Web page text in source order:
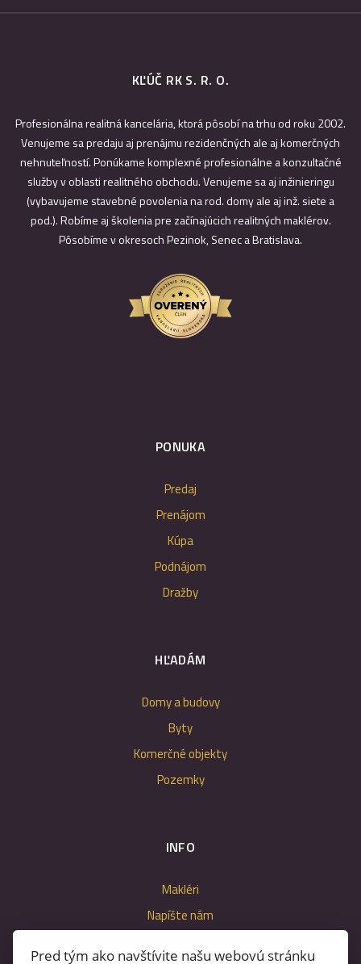
KĽÚČ RK S. R. O.
Profesionálna realitná kancelária, ktorá pôsobí na trhu od roku 2002.
Venujeme sa predaju aj prenájmu rezidenčných ale aj komerčných
nehnuteľností. Ponúkame komplexné profesionálne a konzultačné
služby v oblasti realitného obchodu. Venujeme sa aj inžinieringu
(vybavujeme stavebné povolenia na rod. domy ale aj inž. siete a
pod.). Robíme aj školenia pre začínajúcich realitných maklérov.
Pôsobíme v okresoch Pezinok, Senec a Bratislava.
PONUKA
Predaj
Prenájom
Kúpa
Podnájom
Dražby
HĽADÁM
Domy a budovy
Byty
Komerčné objekty
Pozemky
INFO
Makléri
Napíšte nám
Pred tým ako navštívite našu webovú stránku